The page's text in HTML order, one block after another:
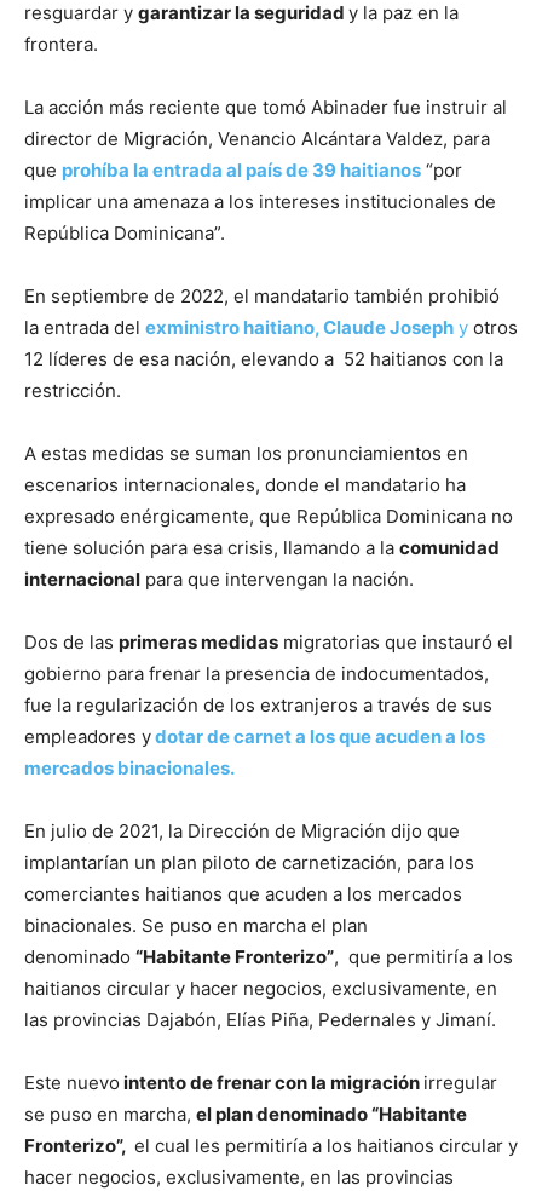
resguardar y garantizar la seguridad y la paz en la
frontera.
La acción más reciente que tomó Abinader fue instruir al
director de Migración, Venancio Alcántara Valdez, para
que prohíba la entrada al país de 39 haitianos “por
implicar una amenaza a los intereses institucionales de
República Dominicana”.
En septiembre de 2022, el mandatario también prohibió
la entrada del exministro haitiano, Claude Joseph y otros
12 líderes de esa nación, elevando a 52 haitianos con la
restricción.
A estas medidas se suman los pronunciamientos en
escenarios internacionales, donde el mandatario ha
expresado enérgicamente, que República Dominicana no
tiene solución para esa crisis, llamando a la comunidad
internacional para que intervengan la nación.
Dos de las primeras medidas migratorias que instauró el
gobierno para frenar la presencia de indocumentados,
fue la regularización de los extranjeros a través de sus
empleadores ydotar de carnet a los que acuden a los
mercados binacionales.
En julio de 2021, la Dirección de Migración dijo que
implantarían un plan piloto de carnetización, para los
comerciantes haitianos que acuden a los mercados
binacionales. Se puso en marcha el plan
denominado “Habitante Fronterizo”, que permitiría a los
haitianos circular y hacer negocios, exclusivamente, en
las provincias Dajabón, Elías Piña, Pedernales y Jimaní.
Este nuevo intento de frenar con la migración irregular
se puso en marcha, el plan denominado “Ha­bitante
Fronterizo”, el cual les permitiría a los haitianos circular y
hacer negocios, exclusivamente, en las provincias